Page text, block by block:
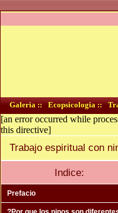
Galeria :: Ecopsicologia ::
[an error occurred while
this directive]
Trabajo espiritual con
Indice:
Prefacio